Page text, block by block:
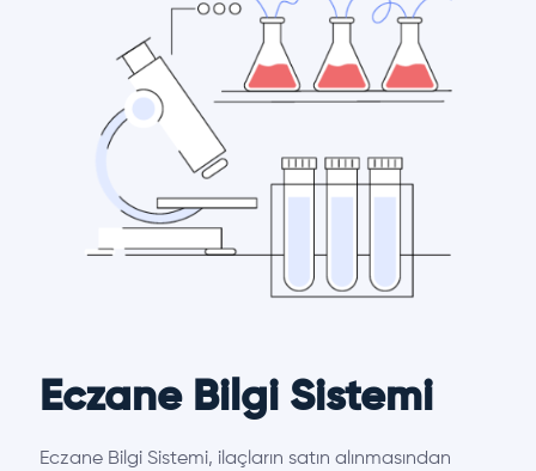
Eczane Bilgi Sistemi
Eczane Bilgi Sistemi, ilaçların satın alınmasından